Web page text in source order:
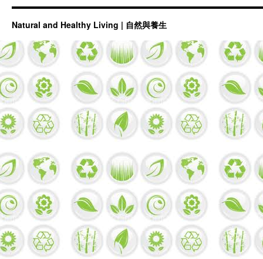
Natural and Healthy Living | 自然與養生